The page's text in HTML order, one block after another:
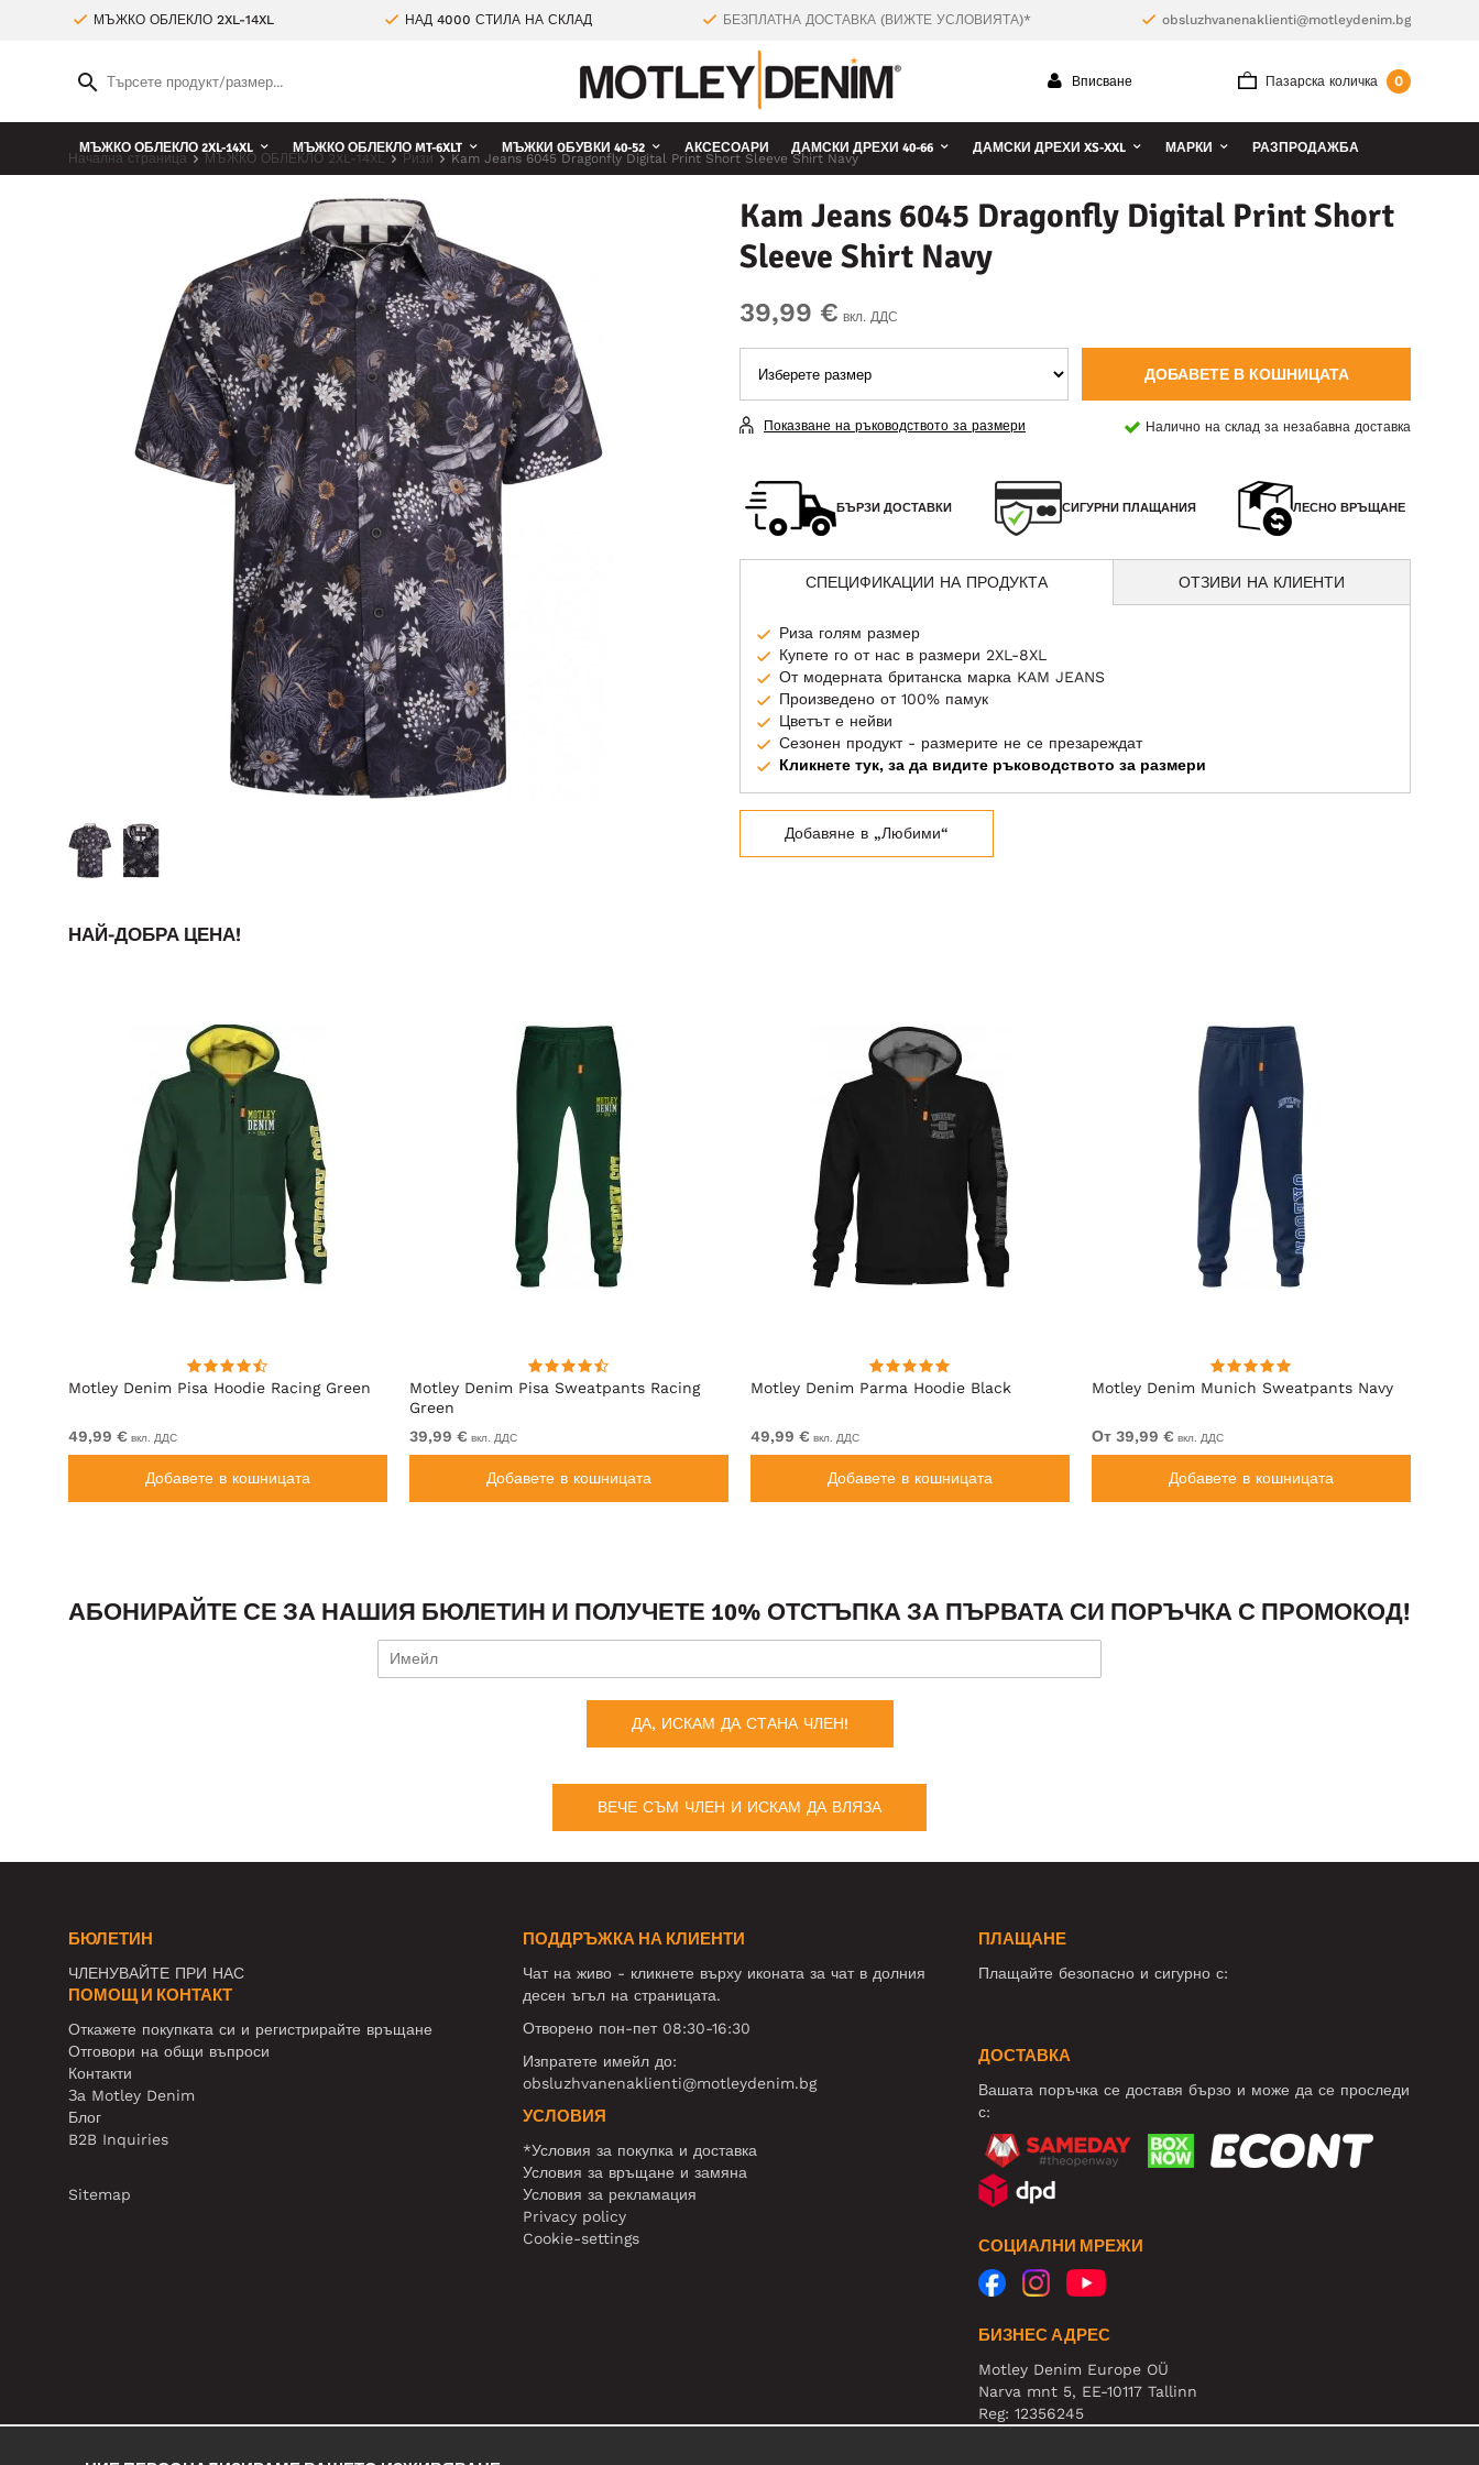
МЪЖКО ОБЛЕКЛО 2XL-14XL НАД 4000 СТИЛА НА СКЛАД БЕЗПЛАТНА ДОСТАВКА (ВИЖТЕ УСЛОВИЯТА)* obsluzhvanenaklienti@motleydenim.bg
Пазарска количка 0
Вписване
МЪЖКО ОБЛЕКЛО 2XL-14XL МЪЖКО ОБЛЕКЛО MT-6XLT МЪЖКИ OБУВКИ 40-52 АКСЕСОАРИ ДАМСКИ ДРЕХИ 40-66 ДАМСКИ ДРЕХИ XS-XXL МАРКИ РАЗПРОДАЖБА
Начална страница МЪЖКО ОБЛЕКЛО 2XL-14XL Ризи Kam Jeans 6045 Dragonfly Digital Print Short Sleeve Shirt Navy
Kam Jeans 6045 Dragonfly Digital Print Short
Sleeve Shirt Navy
39,99 € вкл. ДДС
ДОБАВЕТЕ В КОШНИЦАТА
Налично на склад за незабавна доставка
Показване на ръководството за размери
БЪРЗИ ДОСТАВКИ СИГУРНИ ПЛАЩАНИЯ ЛЕСНО ВРЪЩАНЕ
СПЕЦИФИКАЦИИ НА ПРОДУКТА ОТЗИВИ НА КЛИЕНТИ
Риза голям размер
Купете го от нас в размери 2XL-8XL
От модерната британска марка KAM JEANS
Произведено от 100% памук
Цветът е нейви
Сезонен продукт - размерите не се презареждат
Кликнете тук, за да видите ръководството за размери
Добавяне в „Любими“
НАЙ-ДОБРА ЦЕНА!
Motley Denim Pisa Hoodie Racing Green
49,99 € вкл. ДДС
Добавете в кошницата
Motley Denim Pisa Sweatpants Racing
Green
39,99 € вкл. ДДС
Добавете в кошницата
Motley Denim Parma Hoodie Black
49,99 € вкл. ДДС
Добавете в кошницата
Motley Denim Munich Sweatpants Navy
От 39,99 € вкл. ДДС
Добавете в кошницата
АБОНИРАЙТЕ СЕ ЗА НАШИЯ БЮЛЕТИН И ПОЛУЧЕТЕ 10% ОТСТЪПКА ЗА ПЪРВАТА СИ ПОРЪЧКА С ПРОМОКОД!
ДА, ИСКАМ ДА СТАНА ЧЛЕН!
ВЕЧЕ СЪМ ЧЛЕН И ИСКАМ ДА ВЛЯЗА
БЮЛЕТИН
ЧЛЕНУВАЙТЕ ПРИ НАС
ПОМОЩ И КОНТАКТ
Откажете покупката си и регистрирайте връщане
Отговори на общи въпроси
Контакти
За Motley Denim
Блог
B2B Inquiries
Sitemap
ПОДДРЪЖКА НА КЛИЕНТИ
Чат на живо - кликнете върху иконата за чат в долния
десен ъгъл на страницата.
Отворено пон-пет 08:30-16:30
Изпратете имейл до:
obsluzhvanenaklienti@motleydenim.bg
УСЛОВИЯ
*Условия за покупка и доставка
Условия за връщане и замяна
Условия за рекламация
Privacy policy
Cookie-settings
ПЛАЩАНЕ
Плащайте безопасно и сигурно с:
ДОСТАВКА
Вашата поръчка се доставя бързо и може да се проследи
с:
СОЦИАЛНИ МРЕЖИ
БИЗНЕС АДРЕС
Motley Denim Europe OÜ
Narva mnt 5, EE-10117 Tallinn
Reg: 12356245